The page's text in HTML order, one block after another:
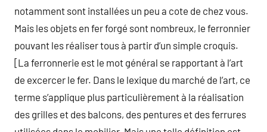
notamment sont installées un peu a cote de chez vous.
Mais les objets en fer forgé sont nombreux, le ferronnier
pouvant les réaliser tous à partir d’un simple croquis.
[La ferronnerie est le mot général se rapportant à l’art
de excercer le fer. Dans le lexique du marché de l’art, ce
terme s’applique plus particulièrement à la réalisation
des grilles et des balcons, des pentures et des ferrures